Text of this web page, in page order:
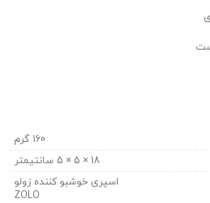
160 گرم
18 × 5 × 5 سانتیمتر
اسپری خوشبو کننده زولو
ZOLO